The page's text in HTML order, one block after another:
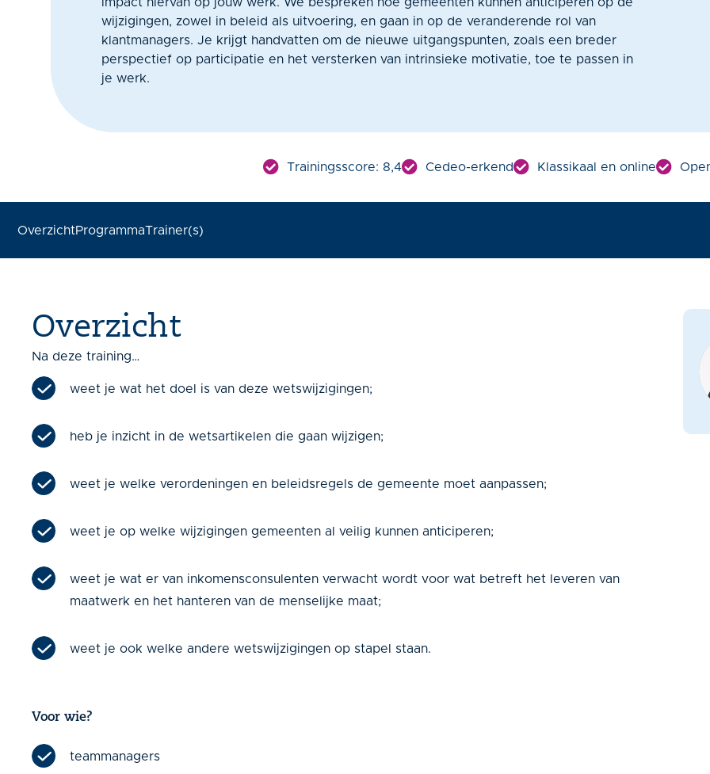
wijzigingen, zowel in beleid als uitvoering, en gaan in op de veranderende rol van
klantmanagers. Je krijgt handvatten om de nieuwe uitgangspunten, zoals een breder
perspectief op participatie en het versterken van intrinsieke motivatie, toe te passen in
je werk.
Trainingsscore: 8,4 Cedeo-erkend Klassikaal en online
OverzichtProgrammaTrainer(s)
Overzicht
Na deze training…
weet je wat het doel is van deze wetswijzigingen;
heb je inzicht in de wetsartikelen die gaan wijzigen;
weet je welke verordeningen en beleidsregels de gemeente moet aanpassen;
weet je op welke wijzigingen gemeenten al veilig kunnen anticiperen;
weet je wat er van inkomensconsulenten verwacht wordt voor wat betreft het leveren van
maatwerk en het hanteren van de menselijke maat;
weet je ook welke andere wetswijzigingen op stapel staan.
Voor wie?
teammanagers